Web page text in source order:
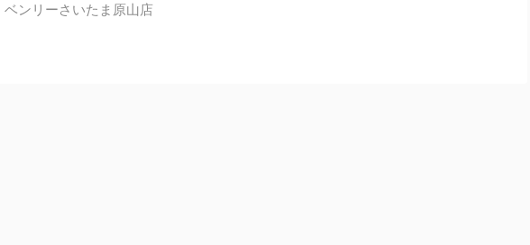
ベンリーさいたま原山店